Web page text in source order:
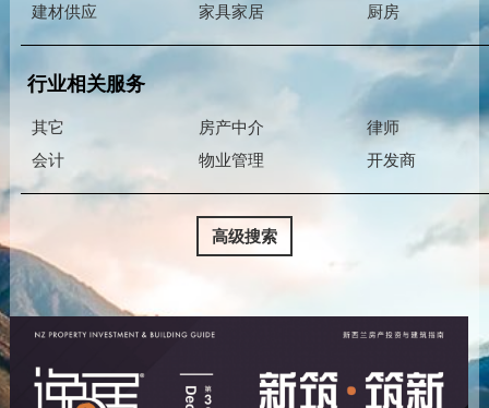
建材供应
家具家居 厨房
行业相关服务
其它 房产中介
律师
会计
物业管理 开发商
高级搜索